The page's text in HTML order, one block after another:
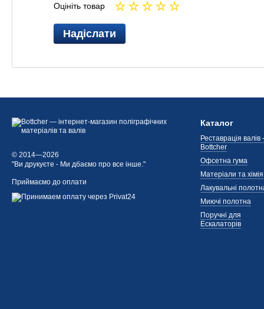
Оцініть товар
Надіслати
© 2014—2026
"Ви друкуєте - Ми дбаємо про все інше."
Приймаємо до оплати
Каталог
Реставрація валів -
Bottcher
Офсетна гума
Матеріали та хімія
Лакувальні
Миючі полотна
Поручні для
Ескалаторів